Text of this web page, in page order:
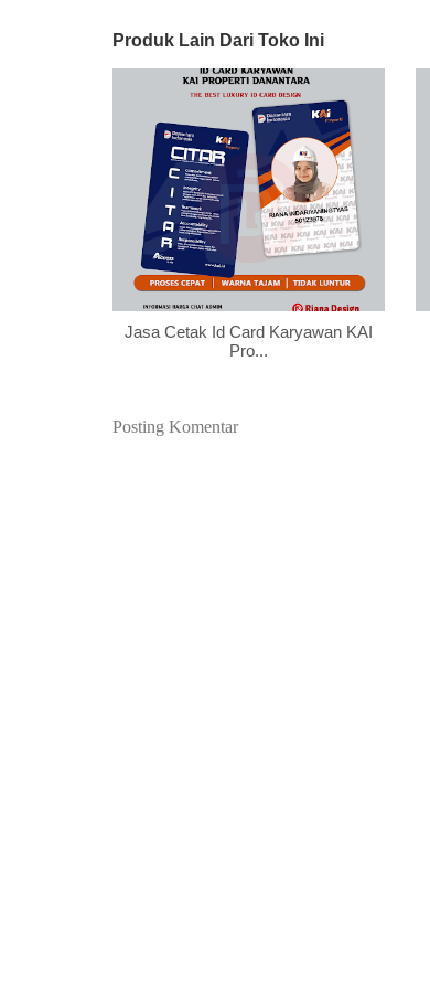
Produk Lain Dari Toko Ini
Jasa Cetak Id Card Karyawan KAI
Pro...
Posting Komentar